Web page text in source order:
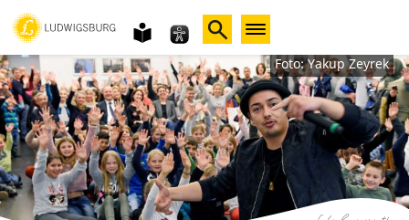
Gebärdensprache
leichte
Sprache Foto: Yakup Zeyrek